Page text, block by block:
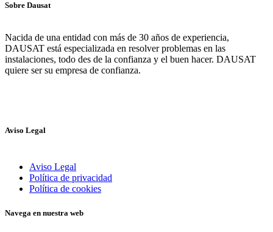
Sobre Dausat
Nacida de una entidad con más de 30 años de experiencia,
DAUSAT está especializada en resolver problemas en las
instalaciones, todo des de la confianza y el buen hacer. DAUSAT
quiere ser su empresa de confianza.
Aviso Legal
Aviso Legal
Política de privacidad
Política de cookies
Navega en nuestra web